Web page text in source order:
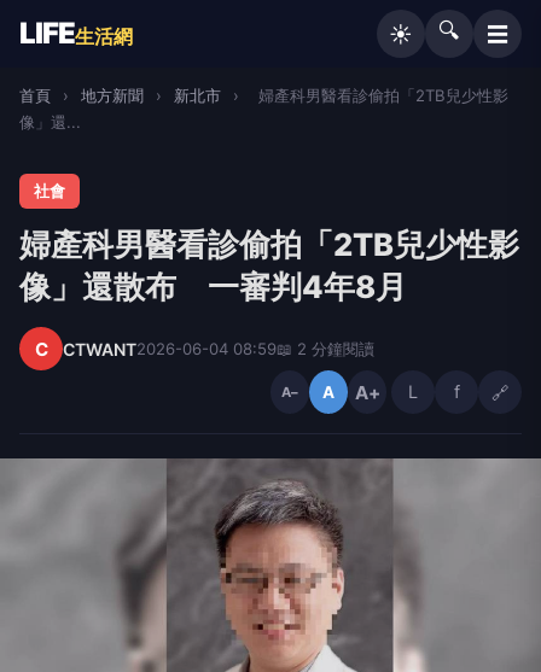
LIFE生活網 ☀️ 🔍 ☰
首頁 › 地方新聞 › 新北市 ›
婦產科男醫看診偷拍「2TB兒少性影
像」還...
社會
婦產科男醫看診偷拍「2TB兒少性影
像」還散布 一審判4年8月
C CTWANT2026-06-04 08:59📖 2 分鐘閱讀
A− A A+ L f 🔗